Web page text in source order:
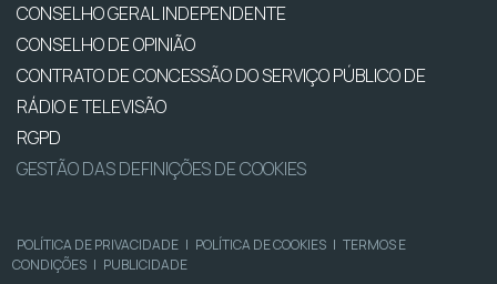
CONSELHO GERAL INDEPENDENTE
CONSELHO DE OPINIÃO
CONTRATO DE CONCESSÃO DO SERVIÇO PÚBLICO DE
RÁDIO E TELEVISÃO
RGPD
GESTÃO DAS DEFINIÇÕES DE COOKIES
POLÍTICA DE PRIVACIDADE | POLÍTICA DE COOKIES | TERMOS E
CONDIÇÕES | PUBLICIDADE